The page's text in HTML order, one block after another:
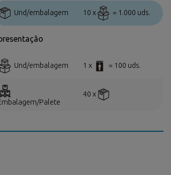
Und/embalagem 10 x = 1.000 uds.
Und/embalagem 1 x = 100 uds.
Palete
40 x